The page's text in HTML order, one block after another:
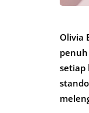
Olivia
setiap